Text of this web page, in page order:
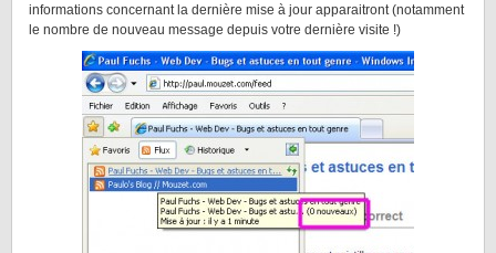
informations concernant la dernière mise à jour apparaitront (notamment
le nombre de nouveau message depuis votre dernière visite !)